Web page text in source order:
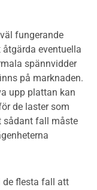
fungerande
eventuella
spännvidder
på marknaden.
upp plattan kan
de laster som
sådant fall måste
de flesta fall att